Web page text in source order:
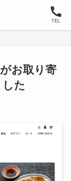
TEL
お取り寄
た